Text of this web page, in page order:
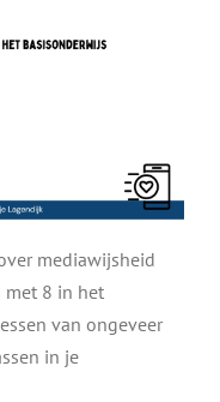
mediawijsheid
8 in het
van ongeveer
in je